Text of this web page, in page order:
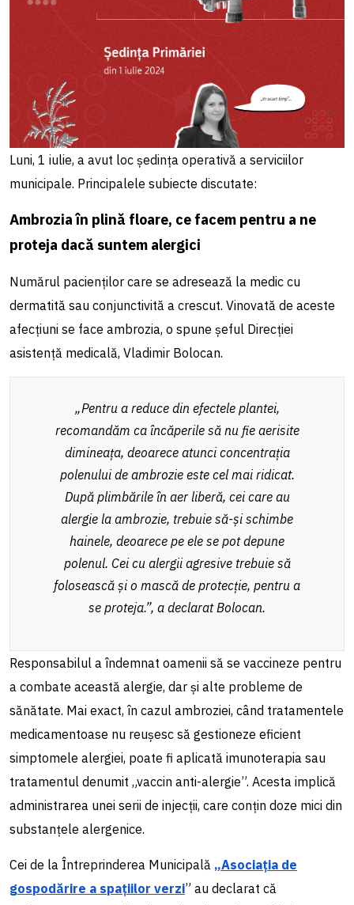
Luni, 1 iulie, a avut loc ședința operativă a serviciilor
municipale. Principalele subiecte discutate:
Ambrozia în plină floare, ce facem pentru a ne
proteja dacă suntem alergici
Numărul pacienților care se adresează la medic cu
dermatită sau conjunctivită a crescut. Vinovată de aceste
afecțiuni se face ambrozia, o spune șeful Direcției
asistență medicală, Vladimir Bolocan.
„Pentru a reduce din efectele plantei,
recomandăm ca încăperile să nu fie aerisite
dimineața, deoarece atunci concentrația
polenului de ambrozie este cel mai ridicat.
După plimbările în aer liberă, cei care au
alergie la ambrozie, trebuie să-și schimbe
hainele, deoarece pe ele se pot depune
polenul. Cei cu alergii agresive trebuie să
folosească și o mască de protecție, pentru a
se proteja.”, a declarat Bolocan.
Responsabilul a îndemnat oamenii să se vaccineze pentru
a combate această alergie, dar și alte probleme de
sănătate. Mai exact, în cazul ambroziei, când tratamentele
medicamentoase nu reușesc să gestioneze eficient
simptomele alergiei, poate fi aplicată imunoterapia sau
tratamentul denumit „vaccin anti-alergie”. Acesta implică
administrarea unei serii de injecții, care conțin doze mici din
substanțele alergenice.
Cei de la Întreprinderea Municipală „Asociația de
gospodărire a spațiilor verzi” au declarat că